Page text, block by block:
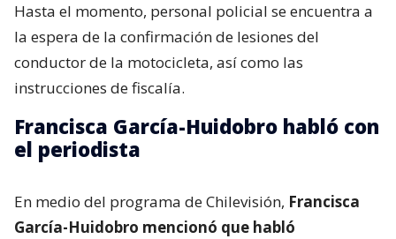
Hasta el momento, personal policial se encuentra a
la espera de la confirmación de lesiones del
conductor de la motocicleta, así como las
instrucciones de fiscalía.
Francisca García-Huidobro habló con
el periodista
En medio del programa de Chilevisión, Francisca
García-Huidobro mencionó que habló